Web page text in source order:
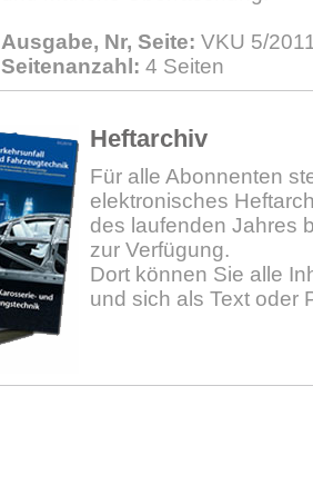
Ausgabe, Nr, Seite: VKU 5/
Seitenanzahl: 4 Seiten
Heftarchiv
Für alle Abonnenten
elektronisches
des laufenden Jahres
zur Verfügung.
Dort können Sie alle
und sich als Text oder